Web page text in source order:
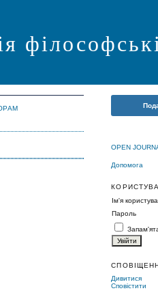
OPEN
Допомога
Ім'я
Пароль
Дивитися
Сповістити